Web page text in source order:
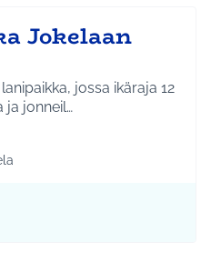
Jokelaan
jossa ikäraja 12
ja jonneil…
Kehittämisverkosto - Jokela